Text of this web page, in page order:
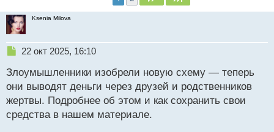
Ksenia Milova
Н
п
р
ч
и
22 окт 2025, 16:10
Злоумышленники изобрели новую схему — теперь
они выводят деньги через друзей и родственников
жертвы. Подробнее об этом и как сохранить свои
средства в нашем материале.